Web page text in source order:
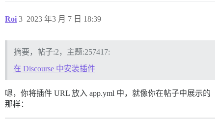
Roi 2023 年3 月 7 日 18:39
3
摘要，帖子:2，主题:257417:
在 Discourse 中安装插件
嗯，你将插件 URL 放入 app.yml 中，就像你在帖子中展示的
那样：